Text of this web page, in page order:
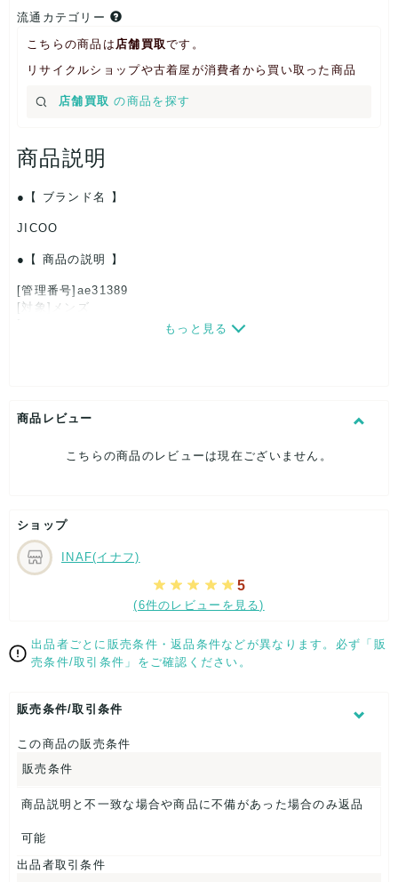
流通カテゴリー
こちらの商品は 店舗買取です。
リサイクルショップや古着屋が消費者から買い取った商品
店舗買取 の商品を探す
商品説明
【 ブランド名 】
JICOO
【 商品の説明 】
[管理番号]ae31389
[対象]メンズ
こちらはUSED品になりますが、
特記する程のダメージはなく、状態良好なお品になります。
ご確認下さいませ。
【 パッケージ 】
箱
もっと見る
商品レビュー
こちらの商品のレビューは現在ございません。
ショップ
INAF(イナフ)
5
(6件のレビューを見る)
出品者ごとに販売条件・返品条件などが異なります。必ず「販
売条件/取引条件」をご確認ください。
販売条件/取引条件
この商品の販売条件
販売条件
商品説明と不一致な場合や商品に不備があった場合のみ返品
可能
出品者取引条件